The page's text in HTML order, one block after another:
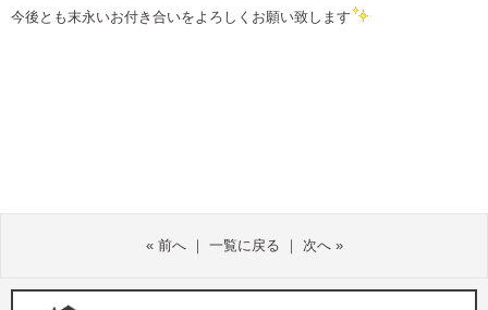
今後とも末永いお付き合いをよろしくお願い致します
« 前へ｜ 一覧に戻る ｜ 次へ»